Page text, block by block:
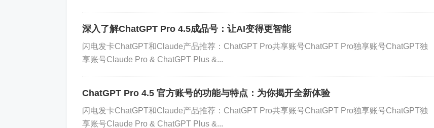
首先，我们不可否认，技术的进步确实在很大程度上减少了我们在日常生活中遇到的各种难题。比
如，在信息检索方面，过去我们可能需要花费数小时甚至数日翻阅书籍和文档，而现在，搜索引擎
然而，问题的本质并不仅仅是信息的缺乏。随着我们对世界的认知不断加深，新的问题层出不穷。
技术的进步带来的不仅是答案的丰富，更是问题认知的拓展。人工智能和大数据可以帮我们分析过
深入了解ChatGPT Pro 4.5成品号：让AI变得更智能
闪电发卡ChatGPT和Claude产品推荐：ChatGPT Pro共享账号ChatGPT Pro独享账号ChatGPT独
享账号Claude Pro & ChatGPT Plus &...
ChatGPT Pro 4.5 官方账号的功能与特点：为你揭开全新体验
闪电发卡ChatGPT和Claude产品推荐：ChatGPT Pro共享账号ChatGPT Pro独享账号ChatGPT独
享账号Claude Pro & ChatGPT Plus &...